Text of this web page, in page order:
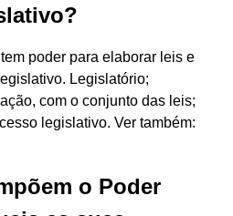
poder para elaborar leis e
Legislatório;
com o conjunto das leis;
legislativo. Ver também:
o Poder